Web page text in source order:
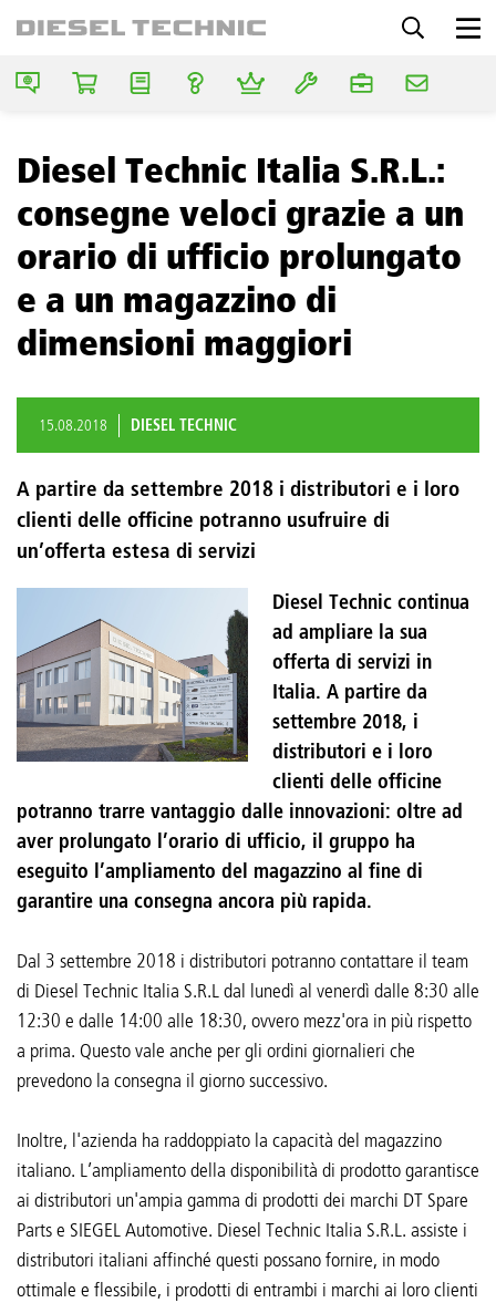
Diesel Technic Italia S.R.L.:
consegne veloci grazie a un
orario di ufficio prolungato
e a un magazzino di
dimensioni maggiori
15.08.2018 DIESEL TECHNIC
A partire da settembre 2018 i distributori e i loro
clienti delle officine potranno usufruire di
un’offerta estesa di servizi
Diesel Technic continua
ad ampliare la sua
offerta di servizi in
Italia. A partire da
settembre 2018, i
distributori e i loro
clienti delle officine
potranno trarre vantaggio dalle innovazioni: oltre ad
aver prolungato l’orario di ufficio, il gruppo ha
eseguito l’ampliamento del magazzino al fine di
garantire una consegna ancora più rapida.
Dal 3 settembre 2018 i distributori potranno contattare il team
di Diesel Technic Italia S.R.L dal lunedì al venerdì dalle 8:30 alle
12:30 e dalle 14:00 alle 18:30, ovvero mezz'ora in più rispetto
a prima. Questo vale anche per gli ordini giornalieri che
prevedono la consegna il giorno successivo.
Inoltre, l'azienda ha raddoppiato la capacità del magazzino
italiano. L’ampliamento della disponibilità di prodotto garantisce
ai distributori un'ampia gamma di prodotti dei marchi DT Spare
Parts e SIEGEL Automotive. Diesel Technic Italia S.R.L. assiste i
distributori italiani affinché questi possano fornire, in modo
ottimale e flessibile, i prodotti di entrambi i marchi ai loro clienti